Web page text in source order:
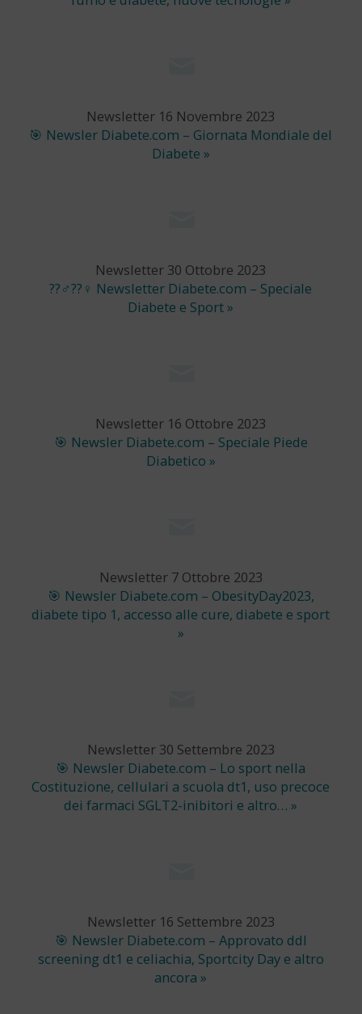
Newsletter 16 Novembre 2023
🎯 Newsler Diabete.com – Giornata Mondiale del
Diabete »
Newsletter 30 Ottobre 2023
??‍♂️??‍♀️ Newsletter Diabete.com – Speciale
Diabete e Sport »
Newsletter 16 Ottobre 2023
🎯 Newsler Diabete.com – Speciale Piede
Diabetico »
Newsletter 7 Ottobre 2023
🎯 Newsler Diabete.com – ObesityDay2023,
diabete tipo 1, accesso alle cure, diabete e sport
»
Newsletter 30 Settembre 2023
🎯 Newsler Diabete.com – Lo sport nella
Costituzione, cellulari a scuola dt1, uso precoce
dei farmaci SGLT2-inibitori e altro… »
Newsletter 16 Settembre 2023
🎯 Newsler Diabete.com – Approvato ddl
screening dt1 e celiachia, Sportcity Day e altro
ancora »